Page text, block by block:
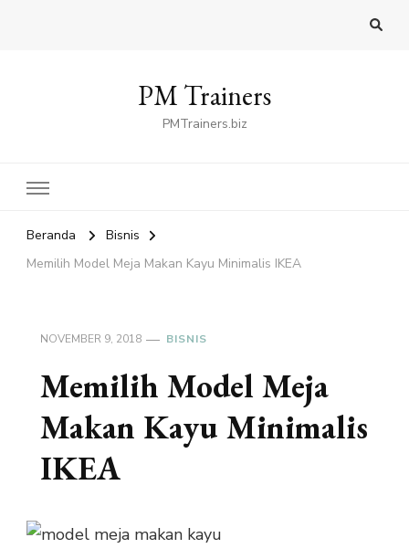
PM Trainers
PMTrainers.biz
Beranda
Bisnis
Memilih Model Meja Makan Kayu Minimalis IKEA
NOVEMBER 9, 2018 BISNIS
Memilih Model Meja
Makan Kayu Minimalis
IKEA